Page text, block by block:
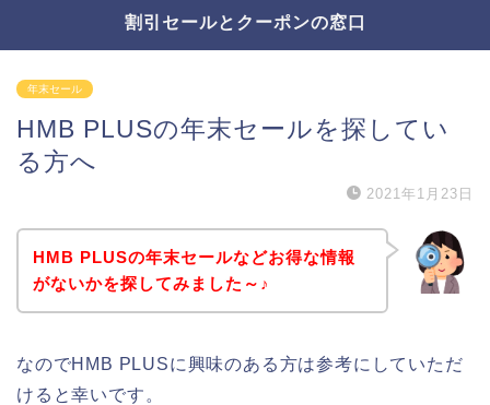
割引セールとクーポンの窓口
年末セール
HMB PLUSの年末セールを探してい
る方へ
2021年1月23日
HMB PLUSの年末セールなどお得な情報
がないかを探してみました～♪
なのでHMB PLUSに興味のある方は参考にしていただ
けると幸いです。